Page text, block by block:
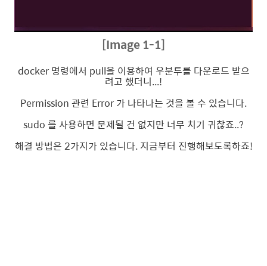
[Image 1-1]
docker 명령에서 pull을 이용하여 우분투를 다운로드 받으
려고 했더니...!
Permission 관련 Error 가 나타나는 것을 볼 수 있습니다.
sudo 를 사용하면 문제될 건 없지만 너무 치기 귀찮죠..?
해결 방법은 2가지가 있습니다. 지금부터 진행해보도록하죠!